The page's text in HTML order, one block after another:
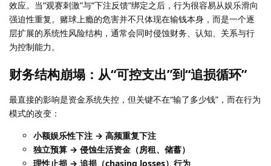
效应。当“观赛刺激”与“下注反馈”绑定之后，行为很容易从娱乐滑向
强迫性重复。赌球上瘾的危害并不只体现在输钱本身，而是一个逐
层扩展的系统性风险结构，通常会同时侵蚀财务、认知、关系与行
为控制能力。
财务结构崩塌：从“可控支出”到“追损循环”
最直接的影响是资金系统失控，但关键不在“输了多少钱”，而在行为
模式的改变：
小额娱乐性下注 → 高频重复下注
独立预算 → 侵蚀生活资金（房租、储蓄）
理性止损 → 追损（chasing losses）行为